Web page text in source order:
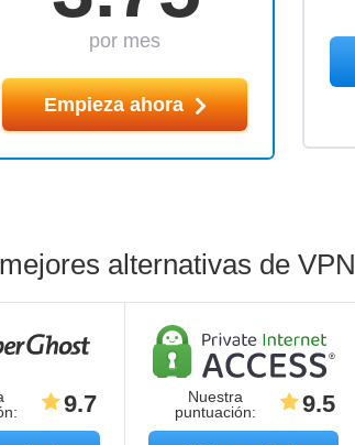
por mes
Empieza ahora
alternativas de VPN
: 9.7
Nuestra
puntuación: 9.5